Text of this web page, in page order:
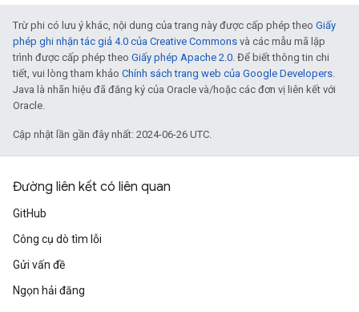
Trừ phi có lưu ý khác, nội dung của trang này được cấp phép theo Giấy
phép ghi nhận tác giả 4.0 của Creative Commons và các mẫu mã lập
trình được cấp phép theo Giấy phép Apache 2.0. Để biết thông tin chi
tiết, vui lòng tham khảo Chính sách trang web của Google Developers.
Java là nhãn hiệu đã đăng ký của Oracle và/hoặc các đơn vị liên kết với
Oracle.
Cập nhật lần gần đây nhất: 2024-06-26 UTC.
Đường liên kết có liên quan
GitHub
Công cụ dò tìm lỗi
Gửi vấn đề
Ngọn hải đăng